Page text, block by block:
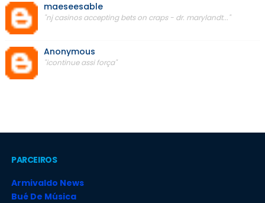
maeseesable
"nj casinos accepting bets on craps - dr. marylandt..."
Anonymous
"icontinue assi força"
PARCEIROS
Armivaldo News
Bué De Música